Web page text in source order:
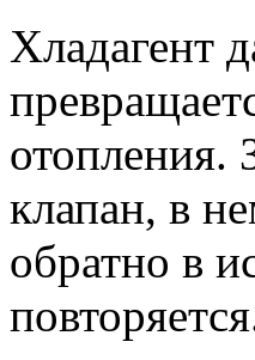
Хладагент
отопления.
клапан, в
обратно в